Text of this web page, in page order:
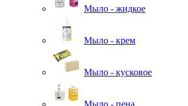
Мыло - жидкое
Мыло - крем
Мыло - кусковое
Мыло - пена